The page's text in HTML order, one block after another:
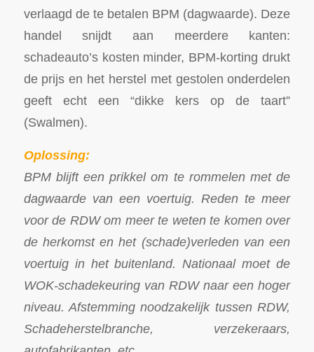
verlaagd de te betalen BPM (dagwaarde). Deze
handel snijdt aan meerdere kanten:
schadeauto’s kosten minder, BPM-korting drukt
de prijs en het herstel met gestolen onderdelen
geeft echt een “dikke kers op de taart”
(Swalmen).
Oplossing:
BPM blijft een prikkel om te rommelen met de
dagwaarde van een voertuig. Reden te meer
voor de RDW om meer te weten te komen over
de herkomst en het (schade)verleden van een
voertuig in het buitenland. Nationaal moet de
WOK-schadekeuring van RDW naar een hoger
niveau. Afstemming noodzakelijk tussen RDW,
Schadeherstelbranche, verzekeraars,